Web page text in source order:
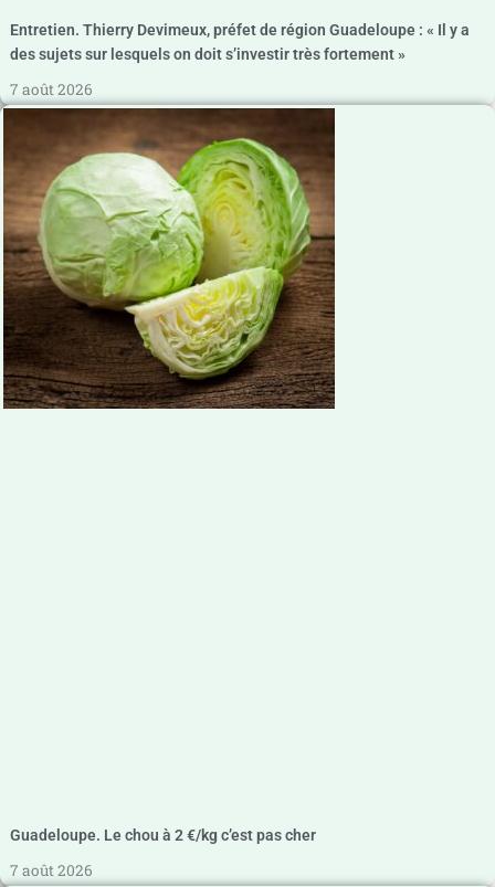
Entretien. Thierry Devimeux, préfet de région Guadeloupe : « Il y a
des sujets sur lesquels on doit s’investir très fortement »
7 août 2026
Guadeloupe. Le chou à 2 €/kg c’est pas cher
7 août 2026